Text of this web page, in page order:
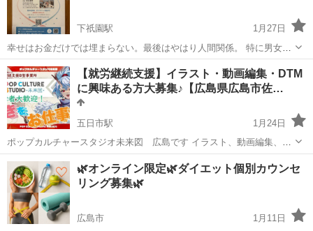
下祇園駅
1月27日
幸せはお金だけでは埋まらない。最後はやはり人間関係。 特に男女
（異性）との関係をスムーズにこなす為の基本的 なノーハウ・トリセ
ツが大切な事に気づいてもらう、 オンライン学習塾です。まずは無料
でお試しを！
広島 広島市 下祇園駅 その他 オンライン
【就労継続支援】イラスト・動画編集・DTM
に興味ある方大募集♪【広島県広島市佐…
五日市駅
1月24日
ポップカルチャースタジオ未来図 広島です イラスト、動画編集、Ｄ
ＴＭにご興味のある方！学びたい方！好きをお仕事にしたい方！を大
募集です！ 【概要】 完全未経験ＯＫ 週１日から体調に合わせて通所
ＯＫ 安心して過ご...
広島 広島市 五日市駅 その他 興味
🌿オンライン限定🌿ダイエット個別カウンセ
リング募集🌿
広島市 1月11日